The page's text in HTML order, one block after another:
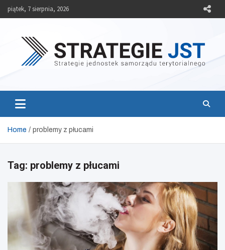
Skippiątek, 7 sierpnia, 2026
Strategie JST
Home problemy z płucami
Tag: problemy z płucami